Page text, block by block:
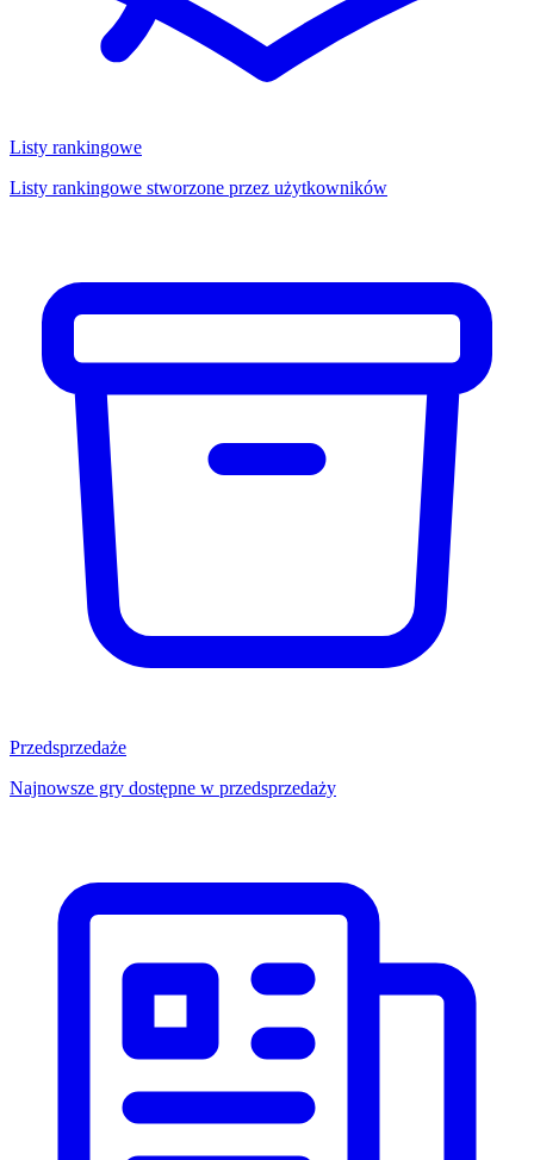
Listy rankingowe
Listy rankingowe stworzone przez użytkowników
Przedsprzedaże
Najnowsze gry dostępne w przedsprzedaży